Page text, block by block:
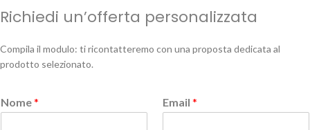
Richiedi un’offerta personalizzata
Compila il modulo: ti ricontatteremo con una proposta dedicata al
prodotto selezionato.
Nome* Email *